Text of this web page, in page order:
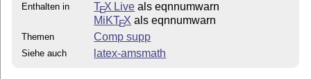
Enthalten in TEX Live als eqnnumwarn
MiKTEX als eqnnumwarn
Themen Comp supp
Siehe auch latex-amsmath